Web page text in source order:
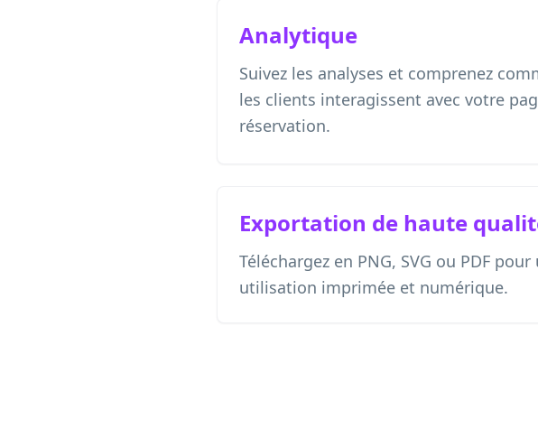
Analytique
Suivez les analyses et comprenez
les clients interagissent avec votre
réservation.
Exportation de haute
Téléchargez en PNG, SVG ou PDF pour
utilisation imprimée et numérique.